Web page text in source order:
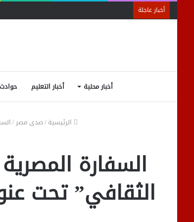
أخبار عاجلة
أخبار محلية أخبار التعليم
الرئيسية/صدى مصر/
السفارة
الثقافي” تحت